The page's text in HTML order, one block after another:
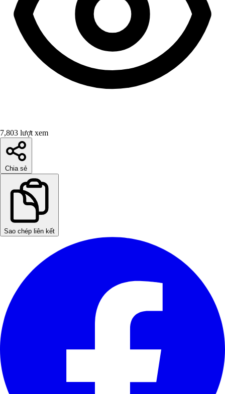
7,803 lượt xem
Chia sẻ
Sao chép liên kết